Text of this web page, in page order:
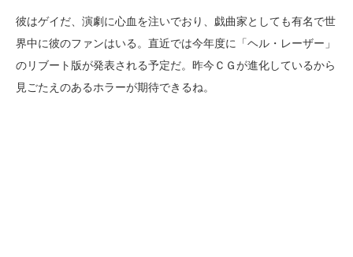
彼はゲイだ、演劇に心血を注いでおり、戯曲家としても有名で世
界中に彼のファンはいる。直近では今年度に「ヘル・レーザー」
のリブート版が発表される予定だ。昨今ＣＧが進化しているから
見ごたえのあるホラーが期待できるね。